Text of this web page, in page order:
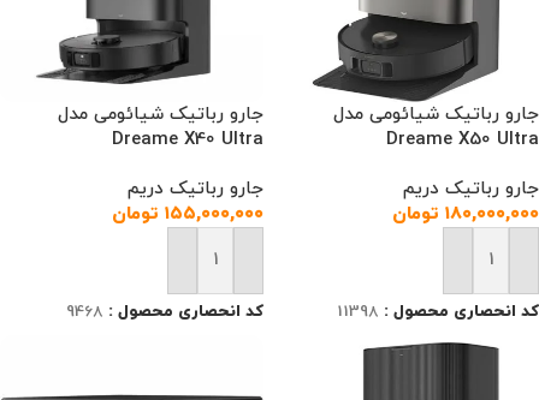
جارو رباتیک شیائومی مدل
Dreame X50 Ultra
جارو رباتیک دریم
۱۸۰,۰۰۰,۰۰۰ تومان
افزودن به سبد خرید
کد انحصاری محصول : 11398
جارو رباتیک شیائومی مدل
Dreame X40 Ultra
جارو رباتیک دریم
۱۵۵,۰۰۰,۰۰۰ تومان
افزودن به سبد خرید
کد انحصاری محصول : 9468